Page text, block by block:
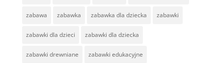
zabawa zabawka zabawka dla dziecka zabawki
zabawki dla dzieci zabawki dla dziecka
zabawki drewniane zabawki edukacyjne